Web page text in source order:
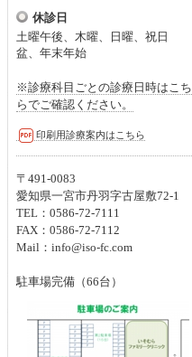
休診日
土曜午後、木曜、日曜、 祝日
盆、年末年始
※診療科目ごとの診療日時はこち
らでご確認ください。
印刷用診療案内はこちら
〒491-0083
愛知県一宮市丹羽字古屋敷72-1
TEL：0586-72-7111
FAX：0586-72-7112
Mail：info@iso-fc.com
駐車場完備（66台）